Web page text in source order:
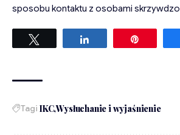
sposobu kontaktu z osobami
Udostępnij
Tagi IKC Wysłuchanie i wyjaśnienie